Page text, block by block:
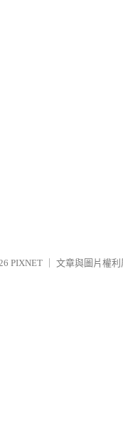
PIXNET 文章與圖片權